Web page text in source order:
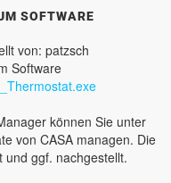
SOFTWARE
von: patzsch
Software
können Sie unter
von CASA managen. Die
und ggf. nachgestellt.